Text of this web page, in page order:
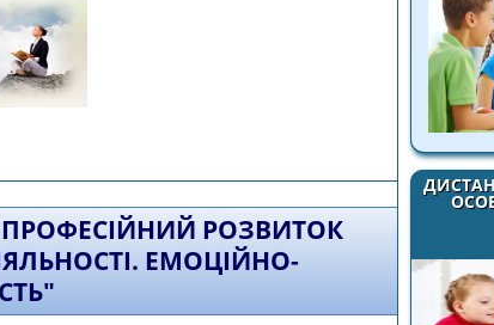
ВЕБІНАРУ "ОСНОВИ МЕНТАЛЬНОГО ЗДОРОВ’Я СУБ ’
ДІЯЛЬНОСТІ ЗА ВИКЛИКАМИ СЬОГОДЕННЯ"
РОЗВИТОК
ЕМОЦІЙНО-